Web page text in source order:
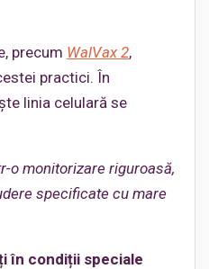
precum WalVax 2,
practici. În
linia celulară se
o monitorizare riguroasă,
specificate cu mare
în condiții speciale